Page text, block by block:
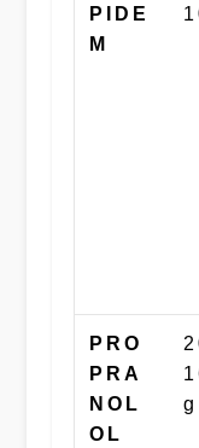
PIDE
M
PRO
PRA
NOL
OL
g